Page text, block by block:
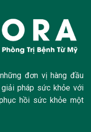
đơn vị hàng đầu
pháp sức khỏe với
hồi sức khỏe một